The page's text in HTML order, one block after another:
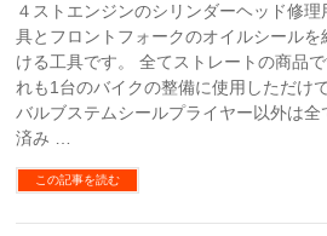
４ストエンジンのシリンダーヘッド修理
具とフロントフォークのオイルシールを
ける工具です。 全てストレートの商品
れも1台のバイクの整備に使用しただけで
バルブステムシールプライヤー以外は全
済み …
この記事を読む